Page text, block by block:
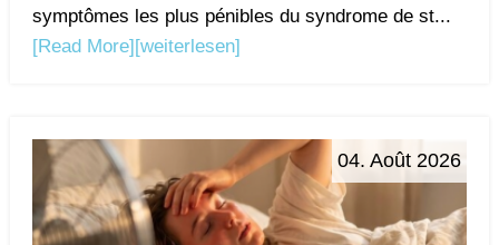
symptômes les plus pénibles du syndrome de st...
[Read More][weiterlesen]
04. Août 2026